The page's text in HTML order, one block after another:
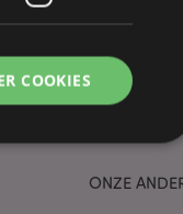
ONZE
COOKIES